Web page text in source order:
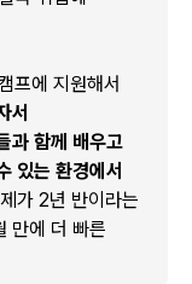
프에 지원해서
서
과 함께 배우고
있는 환경에서
제가 2년 반이라는
만에 더 빠른